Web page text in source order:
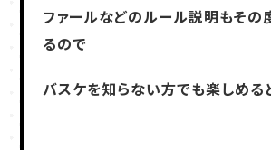
ファールなどのルール説明もその
るので
バスケを知らない方でも楽しめる